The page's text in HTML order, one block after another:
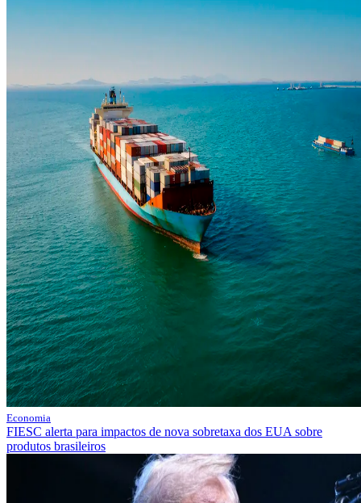
Economia
FIESC alerta para impactos de nova sobretaxa dos EUA sobre
produtos brasileiros